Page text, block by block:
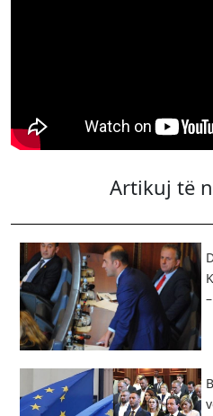
Artikuj të